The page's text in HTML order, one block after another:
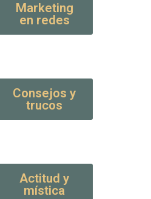
Marketing
en redes
Consejos y
trucos
Actitud y
mística